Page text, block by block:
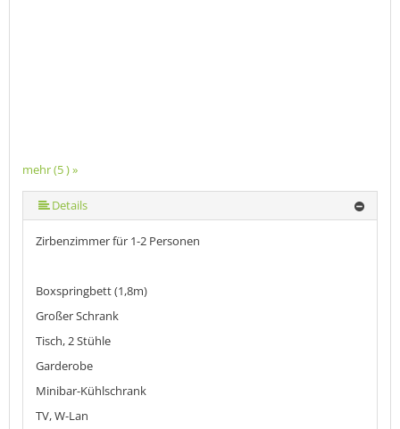
mehr (5 ) »
mehr (5 ) »
Details
Zirbenzimmer für 1-2 Personen
Boxspringbett (1,8m)
Großer Schrank
Tisch, 2 Stühle
Garderobe
Minibar-Kühlschrank
TV, W-Lan